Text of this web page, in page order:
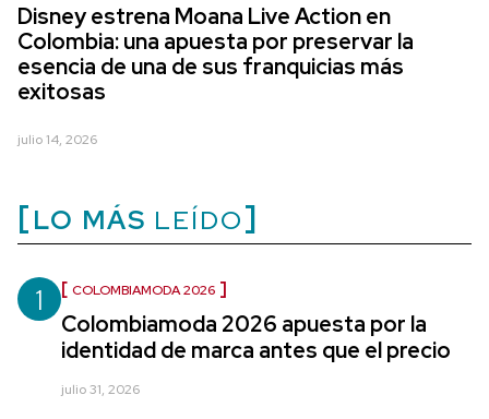
Disney estrena Moana Live Action en
Colombia: una apuesta por preservar la
esencia de una de sus franquicias más
exitosas
julio 14, 2026
LO MÁS LEÍDO
1 COLOMBIAMODA 2026
Colombiamoda 2026 apuesta por la
identidad de marca antes que el precio
julio 31, 2026